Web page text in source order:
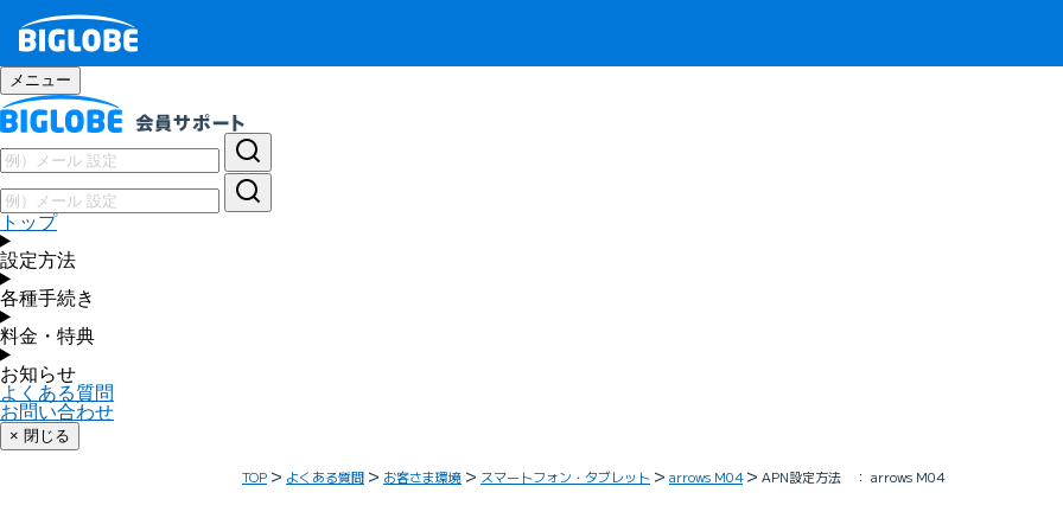
メニュー
トップ
設定方法
各種手続き
料金・特典
お知らせ
よくある質問
お問い合わせ
× 閉じる
TOP よくある質問 お客さま環境 スマートフォン・タブレット arrows M04 APN設定方法 ： arrows M04